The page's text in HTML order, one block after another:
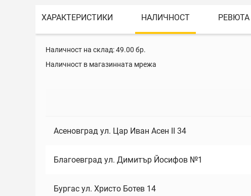
ХАРАКТЕРИСТИКИ НАЛИЧНОСТ РЕВЮТА
Наличност на склад:49.00 бр.
Наличност в магазинната мрежа
Асеновград ул. Цар Иван Асен II 34
Благоевград ул. Димитър Йосифов №1
Бургас ул. Христо Ботев 14